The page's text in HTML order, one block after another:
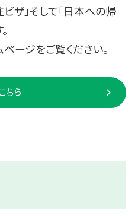
ビザ」そして「日本への帰
ージをご覧ください。
ちら